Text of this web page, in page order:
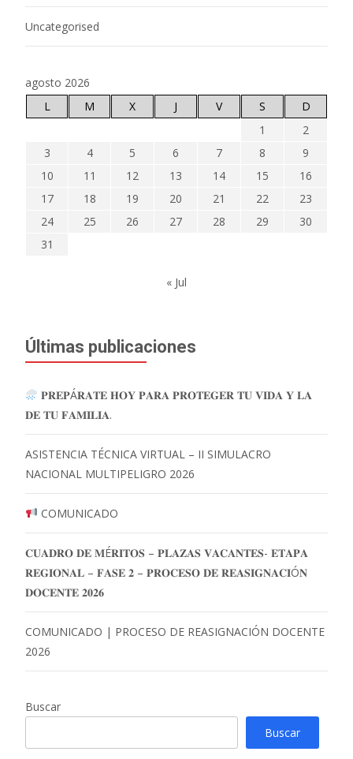
Uncategorised
agosto 2026
L
M X J V S
D
1
2
3
4 5 6 7 8
9
10
11 12 13 14 15
16
17
18 19 20 21 22
23
24
25 26 27 28 29
30
31
« Jul
Últimas publicaciones
𝐏𝐑𝐄𝐏Á𝐑𝐀𝐓𝐄 𝐇𝐎𝐘 𝐏𝐀𝐑𝐀 𝐏𝐑𝐎𝐓𝐄𝐆𝐄𝐑 𝐓𝐔 𝐕𝐈𝐃𝐀 𝐘 𝐋𝐀
𝐃𝐄 𝐓𝐔 𝐅𝐀𝐌𝐈𝐋𝐈𝐀.
ASISTENCIA TÉCNICA VIRTUAL – II SIMULACRO
NACIONAL MULTIPELIGRO 2026
COMUNICADO
𝐂𝐔𝐀𝐃𝐑𝐎 𝐃𝐄 𝐌É𝐑𝐈𝐓𝐎𝐒 – 𝐏𝐋𝐀𝐙𝐀𝐒 𝐕𝐀𝐂𝐀𝐍𝐓𝐄𝐒- 𝐄𝐓𝐀𝐏𝐀
𝐑𝐄𝐆𝐈𝐎𝐍𝐀𝐋 – 𝐅𝐀𝐒𝐄 𝟐 – 𝐏𝐑𝐎𝐂𝐄𝐒𝐎 𝐃𝐄 𝐑𝐄𝐀𝐒𝐈𝐆𝐍𝐀𝐂𝐈Ó𝐍
𝐃𝐎𝐂𝐄𝐍𝐓𝐄 𝟐𝟎𝟐𝟔
COMUNICADO | PROCESO DE REASIGNACIÓN DOCENTE
2026
Buscar
Buscar